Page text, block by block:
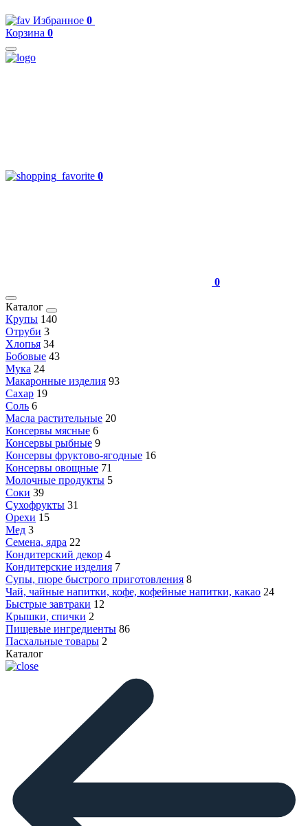
Избранное 0
Корзина 0
0
0
Каталог
Крупы 140
Отруби 3
Хлопья 34
Бобовые 43
Мука 24
Макаронные изделия 93
Сахар 19
Соль 6
Масла растительные 20
Консервы мясные 6
Консервы рыбные 9
Консервы фруктово-ягодные 16
Консервы овощные 71
Молочные продукты 5
Соки 39
Сухофрукты 31
Орехи 15
Мед 3
Семена, ядра 22
Кондитерский декор 4
Кондитерские изделия 7
Супы, пюре быстрого приготовления 8
Чай, чайные напитки, кофе, кофейные напитки, какао 24
Быстрые завтраки 12
Крышки, спички 2
Пищевые ингредиенты 86
Пасхальные товары 2
Каталог